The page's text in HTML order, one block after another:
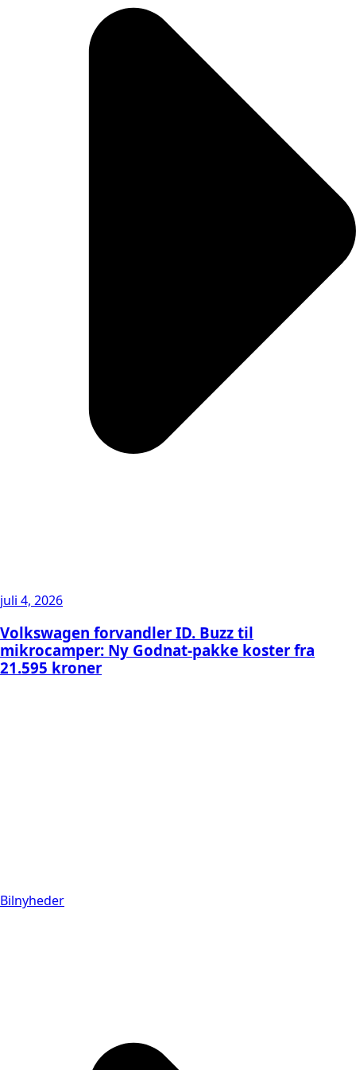
juli 4, 2026
Volkswagen forvandler ID. Buzz til
mikrocamper: Ny Godnat-pakke koster fra
21.595 kroner
Bilnyheder